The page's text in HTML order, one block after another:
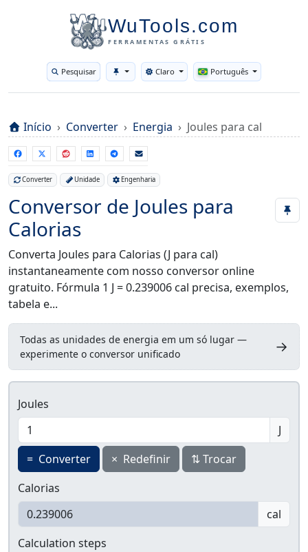
WuTools.com
FERRAMENTAS GRÁTIS
Pesquisar Toggle theme
Claro Português
Início Converter Energia Joules para cal
Converter Unidade Engenharia
Conversor de Joules para
Calorias
Converta Joules para Calorias (J para cal)
instantaneamente com nosso conversor online
gratuito. Fórmula 1 J = 0.239006 cal precisa, exemplos,
tabela e...
Todas as unidades de energia em um só lugar —
experimente o conversor unificado
→
Joules
J
= Converter × Redefinir ⇅ Trocar
Calorias
cal
Calculation steps